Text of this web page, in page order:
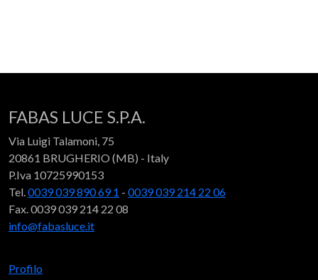
FABAS LUCE S.P.A.
Via Luigi Talamoni, 75
20861 BRUGHERIO (MB) - Italy
P.Iva 10725990153
Tel.0039 039 890 69 1 - 0039 039 214 22 06
Fax. 0039 039 214 22 08
info@fabasluce.it
Profilo